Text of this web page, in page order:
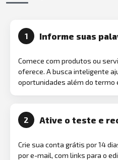
1 Informe suas
Comece com produtos ou
oferece. A busca inteligente
oportunidades além do termo
2 Ative o teste e
Crie sua conta grátis por 14
por e-mail, com links para o